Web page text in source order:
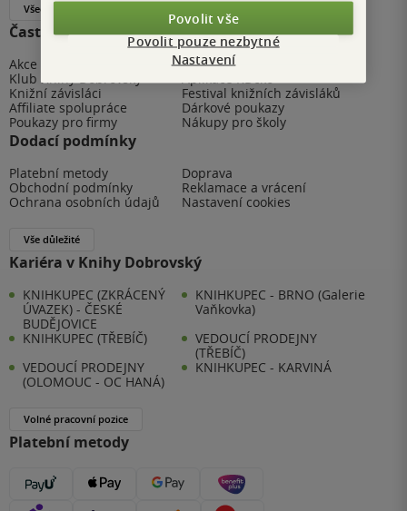
Často navštěvované
Akce a slevy
Prodejny
Klub Knihy Dobrovský
Knižní závisláci
Festival knižních závisláků
Affiliate spolupráce
Dárkové poukazy
Poukazy pro firmy
Nákupy pro školy
Dodací podmínky
Platební metody
Doprava
Obchodní podmínky
Reklamace a vrácení
Ochrana osobních údajů
Nastavení cookies
Vše důležité
Kariéra v Knihy Dobrovský
KNIHKUPEC (ZKRÁCENÝ
ÚVAZEK) - ČESKÉ
BUDĚJOVICE
KNIHKUPEC - BRNO (Galerie
Vaňkovka)
KNIHKUPEC (TŘEBÍČ)
VEDOUCÍ PRODEJNY
(TŘEBÍČ)
VEDOUCÍ PRODEJNY
(OLOMOUC - OC HANÁ)
KNIHKUPEC - KARVINÁ
Volné pracovní pozice
Platební metody
Všechny kontakty
Povolit vše
Povolit pouze nezbytné
Nastavení